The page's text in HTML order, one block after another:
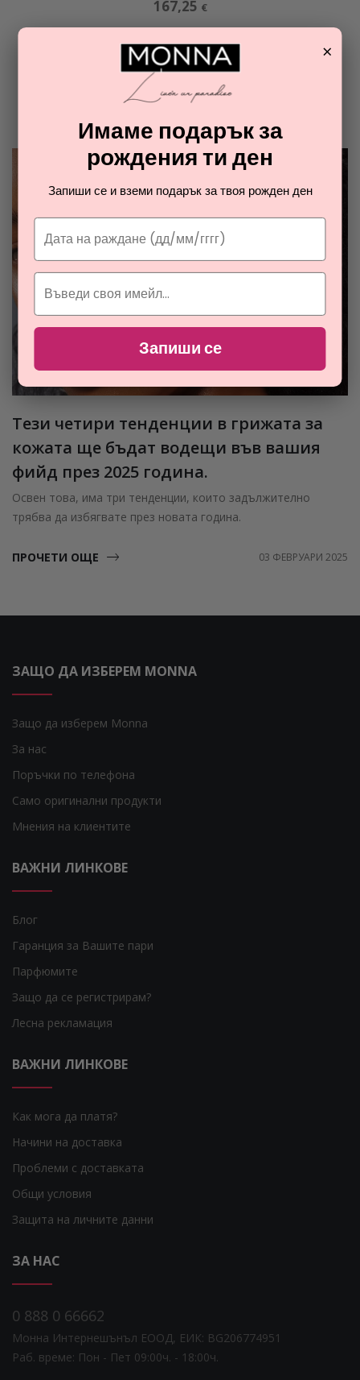
167,25 €
ОТ РАЯ НА ПАРФЮМИТЕ И
КОЗМЕТИКАТА
Разгледайте най-новите ни тайни съвети за парфюмите и
козметиката
Тези четири тенденции в грижата за
кожата ще бъдат водещи във вашия
фийд през 2025 година.
Освен това, има три тенденции, които задължително
трябва да избягвате през новата година.
ПРОЧЕТИ ОЩЕ 03 ФЕВРУАРИ 2025
ЗАЩО ДА ИЗБЕРЕМ MONNA
Защо да изберем Monna
За нас
Поръчки по телефона
Само оригинални продукти
Мнения на клиентите
ВАЖНИ ЛИНКОВЕ
Блог
Гаранция за Вашите пари
Парфюмите
Защо да се регистрирам?
Лесна рекламация
ВАЖНИ ЛИНКОВЕ
Как мога да платя?
Начини на доставка
Проблеми с доставката
Общи условия
Защита на личните данни
ЗА НАС
0 888 0 66662
Монна Интернешънъл ЕООД, ЕИК: BG206774951
Раб. време: Пoн - Пет 09:00ч. - 18:00ч.
×
Имаме подарък за
рождения ти ден
Запиши се и вземи подарък за твоя рожден ден
Запиши се